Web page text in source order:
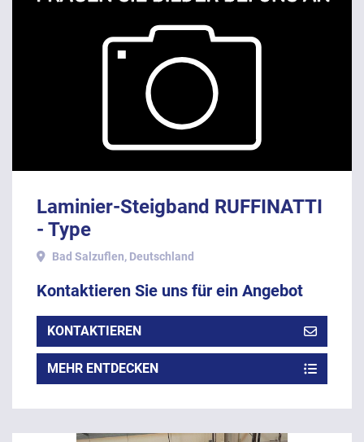
LÖSCHEN
Laminier-Steigband RUFFINATTI
- Type
Bad Salzuflen, Deutschland
Kontaktieren Sie uns für ein Angebot
KONTAKTIEREN
MEHR ENTDECKEN